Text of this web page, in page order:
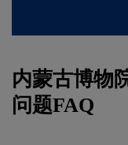
内蒙古博物
问题FAQ